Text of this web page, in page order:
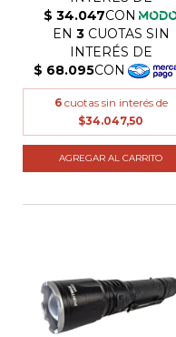
6 cuotas sin interés de
$34.047,50
AGREGAR AL CARRITO